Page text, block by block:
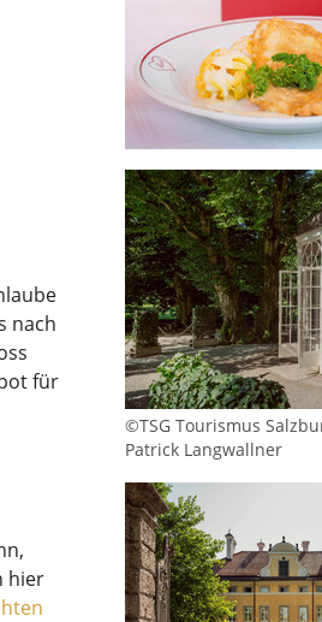
nach
für
©TSG Tourismus
Patrick Langwallner
hier